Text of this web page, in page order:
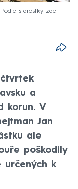
starostky zde
a
korun. V
Jan
ale
poškodily
určených k